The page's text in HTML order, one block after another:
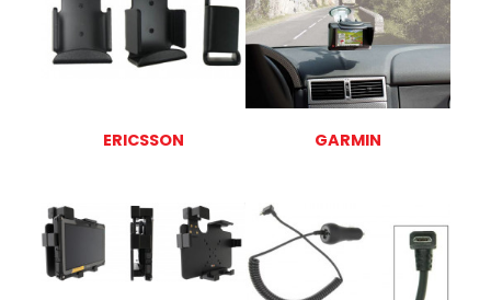
ERICSSON GARMIN